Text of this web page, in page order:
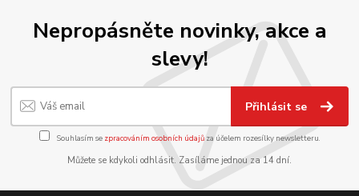
Nepropásněte novinky, akce a
slevy!
Přihlásit se
Souhlasím se zpracováním osobních údajůza účelem rozesílky newsletteru.
Můžete se kdykoli odhlásit. Zasíláme jednou za 14 dní.